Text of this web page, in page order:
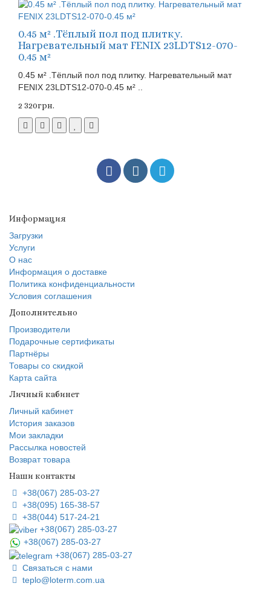
0.45 м² .Тёплый пол под плитку.
Нагревательный мат FENIX 23LDTS12-070-
0.45 м²
0.45 м² .Тёплый пол под плитку. Нагревательный мат
FENIX 23LDTS12-070-0.45 м² ..
2 320грн.
Информация
Загрузки
Услуги
О нас
Информация о доставке
Политика конфиденциальности
Условия соглашения
Дополнительно
Производители
Подарочные сертификаты
Партнёры
Товары со скидкой
Карта сайта
Личный кабинет
Личный кабинет
История заказов
Мои закладки
Рассылка новостей
Возврат товара
Наши контакты
+38(067) 285-03-27
+38(095) 165-38-57
+38(044) 517-24-21
+38(067) 285-03-27
+38(067) 285-03-27
+38(067) 285-03-27
Связаться с нами
teplo@loterm.com.ua